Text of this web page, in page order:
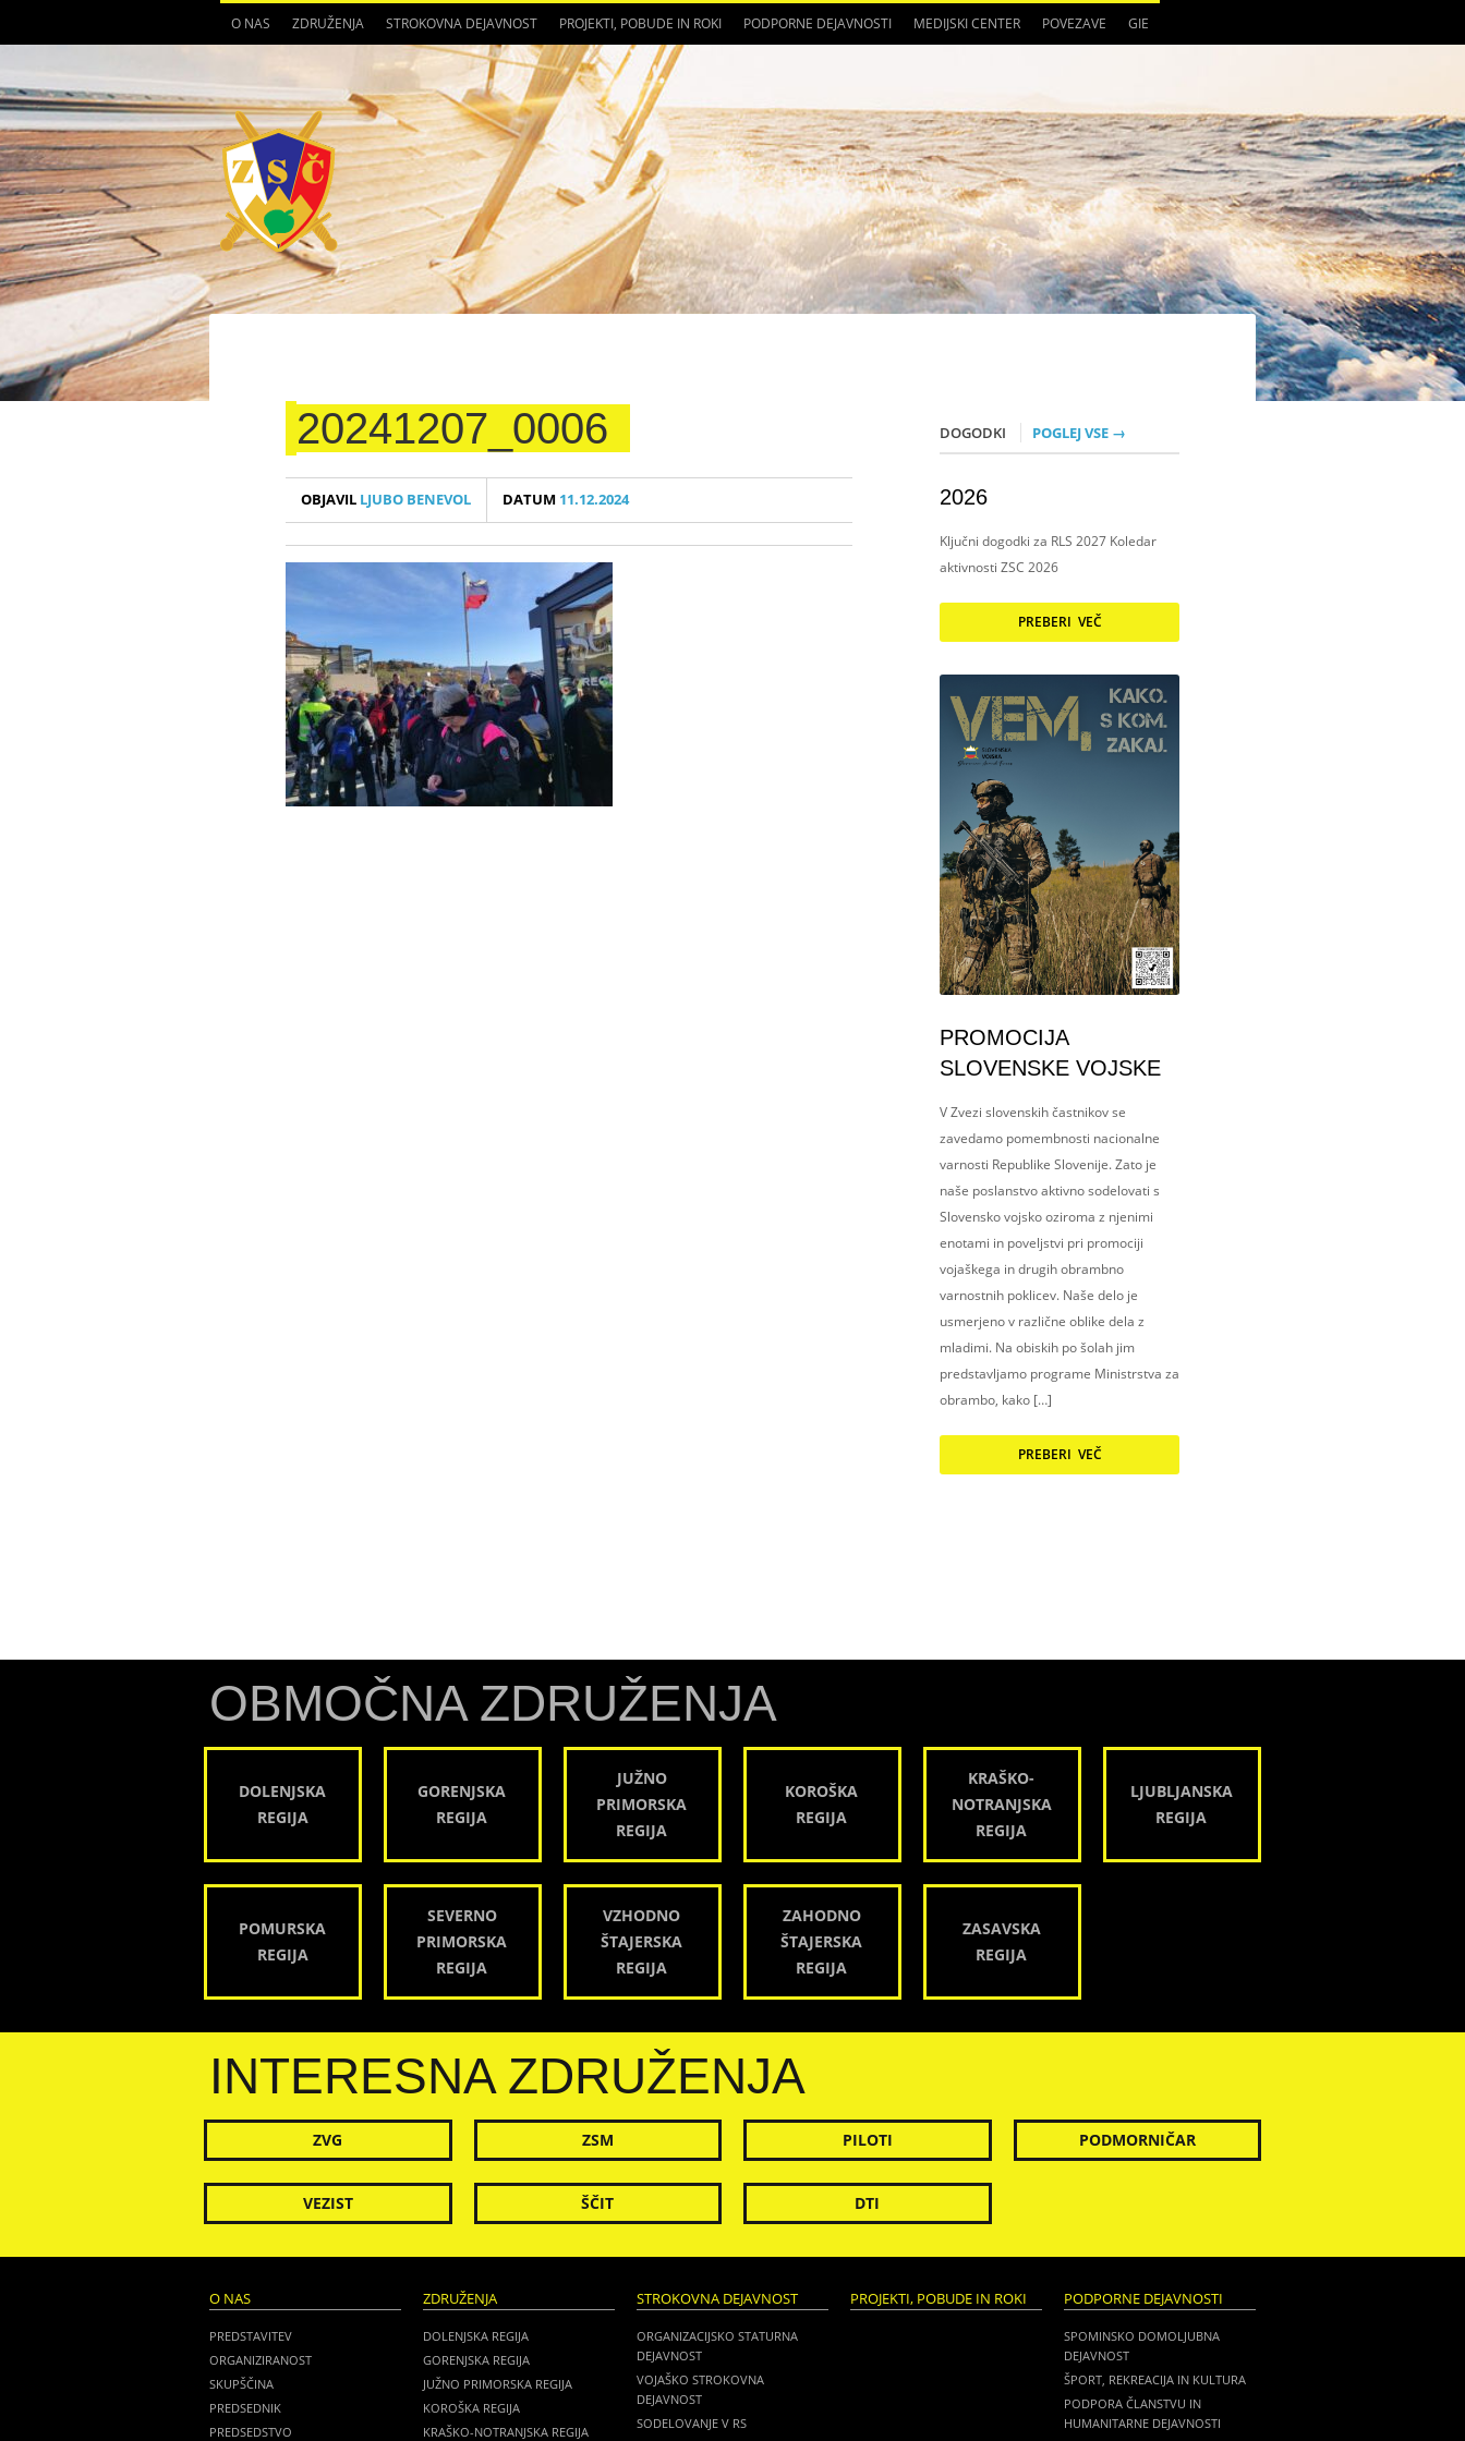
O NAS ZDRUŽENJA STROKOVNA DEJAVNOST PROJEKTI, POBUDE IN ROKI PODPORNE DEJAVNOSTI MEDIJSKI CENTER POVEZAVE GIE
20241207_0006
OBJAVIL LJUBO BENEVOL DATUM 11.12.2024
DOGODKI POGLEJ VSE →
2026
Ključni dogodki za RLS 2027 Koledar
aktivnosti ZSC 2026
PREBERI VEČ
PROMOCIJA
SLOVENSKE VOJSKE
V Zvezi slovenskih častnikov se
zavedamo pomembnosti nacionalne
varnosti Republike Slovenije. Zato je
naše poslanstvo aktivno sodelovati s
Slovensko vojsko oziroma z njenimi
enotami in poveljstvi pri promociji
vojaškega in drugih obrambno
varnostnih poklicev. Naše delo je
usmerjeno v različne oblike dela z
mladimi. Na obiskih po šolah jim
predstavljamo programe Ministrstva za
obrambo, kako […]
PREBERI VEČ
OBMOČNA ZDRUŽENJA
DOLENJSKA
REGIJA
GORENJSKA
REGIJA
JUŽNO
PRIMORSKA
REGIJA
KOROŠKA
REGIJA
KRAŠKO-
NOTRANJSKA
REGIJA
LJUBLJANSKA
REGIJA
POMURSKA
REGIJA
SEVERNO
PRIMORSKA
REGIJA
VZHODNO
ŠTAJERSKA
REGIJA
ZAHODNO
ŠTAJERSKA
REGIJA
ZASAVSKA
REGIJA
INTERESNA ZDRUŽENJA
ZVG ZSM PILOTI PODMORNIČAR
VEZIST ŠČIT DTI
O NAS
PREDSTAVITEV
ORGANIZIRANOST
SKUPŠČINA
PREDSEDNIK
PREDSEDSTVO
ZDRUŽENJA
DOLENJSKA REGIJA
GORENJSKA REGIJA
JUŽNO PRIMORSKA REGIJA
KOROŠKA REGIJA
KRAŠKO-NOTRANJSKA REGIJA
STROKOVNA DEJAVNOST
ORGANIZACIJSKO STATURNA
DEJAVNOST
VOJAŠKO STROKOVNA
DEJAVNOST
SODELOVANJE V RS
PROJEKTI, POBUDE IN ROKI PODPORNE DEJAVNOSTI
SPOMINSKO DOMOLJUBNA
DEJAVNOST
ŠPORT, REKREACIJA IN KULTURA
PODPORA ČLANSTVU IN
HUMANITARNE DEJAVNOSTI